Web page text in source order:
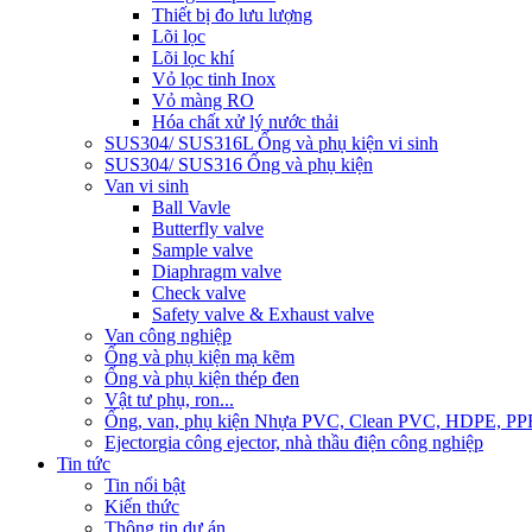
Thiết bị đo lưu lượng
Lõi lọc
Lõi lọc khí
Vỏ lọc tinh Inox
Vỏ màng RO
Hóa chất xử lý nước thải
SUS304/ SUS316L Ống và phụ kiện vi sinh
SUS304/ SUS316 Ống và phụ kiện
Van vi sinh
Ball Vavle
Butterfly valve
Sample valve
Diaphragm valve
Check valve
Safety valve & Exhaust valve
Van công nghiệp
Ống và phụ kiện mạ kẽm
Ống và phụ kiện thép đen
Vật tư phụ, ron...
Ống, van, phụ kiện Nhựa PVC, Clean PVC, HDPE,
Ejectorgia công ejector, nhà thầu điện công nghiệp
Tin tức
Tin nổi bật
Kiến thức
Thông tin dự án